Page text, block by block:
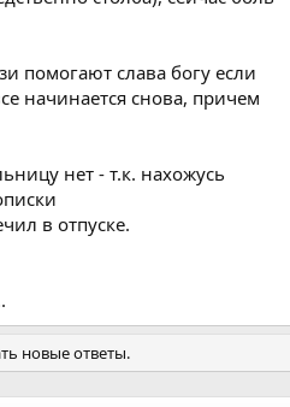
помогают слава богу если
начинается снова, причем
нет - т.к. нахожусь
в отпуске.
новые ответы.